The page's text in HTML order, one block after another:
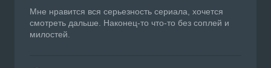
Мне нравится вся серьезность сериала, хочется
смотреть дальше. Наконец-то что-то без соплей и
милостей.